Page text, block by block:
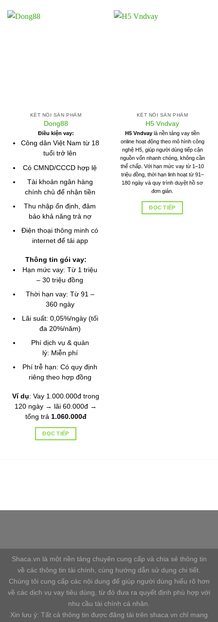
KẾT NỐI SẢN PHẨM
Dong88
Điều kiện vay:
Công dân Việt Nam từ 18
tuổi trở lên
Có CMND/CCCD hợp lệ
Tài khoản ngân hàng
chính chủ để nhận tiền
Thu nhập ổn định, đảm
bảo khả năng trả nợ
Điện thoại thông minh có
internet để tải app
Thông tin gói vay:
Hạn mức vay: Từ 1 triệu
– 30 triệu đồng
Thời hạn vay: Từ 91 –
360 ngày
Lãi suất: 0,05%/ngày (tối
đa 20%/năm)
Phí dịch vụ & quản
lý: Miễn phí
Phí trễ hạn: Có quy định
riêng theo hợp đồng
Ví dụ: Vay 1.000.000đ trong
120 ngày → lãi 60.000đ →
tổng trả 1.060.000đ
ĐỌC TIẾP
KẾT NỐI SẢN PHẨM
H5 Vndvay
H5 Vndvay là nền tảng vay tiền
online hoạt động theo mô hình công
nghệ H5, giúp người dùng tiếp cận
nguồn vốn nhanh chóng, không cần
thế chấp. Với hạn mức vay từ 1–10
triệu đồng, thời hạn linh hoạt từ 91–
180 ngày và quy trình duyệt hồ sơ
đơn giản.
ĐỌC TIẾP
Shaca.vn là một nền tảng chuyên cung cấp và chia sẻ thông tin
về các thông tin tài chính, cùng hướng dẫn sử dụng chi tiết.
Chúng tôi cung cấp các nội dung để giúp người dùng hiểu rõ hơn
về các dịch vụ vay tiêu dùng, từ đó đưa ra quyết định phù hợp với
nhu cầu tài chính cá nhân.
Xin lưu ý: Tất cả thông tin được đăng tải trên shaca.vn chỉ mang